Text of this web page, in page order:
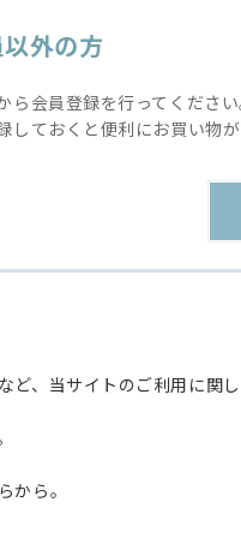
外の方
会員登録を行ってください
ておくと便利にお買い物が
、当サイトのご利用に関
から。